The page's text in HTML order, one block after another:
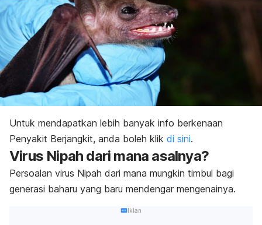
Untuk mendapatkan lebih banyak info berkenaan
Penyakit Berjangkit, anda boleh klik di sini.
Virus Nipah dari mana asalnya?
Persoalan virus Nipah dari mana mungkin timbul bagi
generasi baharu yang baru mendengar mengenainya.
Iklan